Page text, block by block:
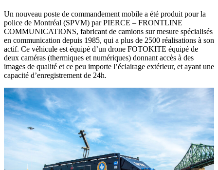
Un nouveau poste de commandement mobile a été produit pour la
police de Montréal (SPVM) par PIERCE – FRONTLINE
COMMUNICATIONS, fabricant de camions sur mesure spécialisés
en communication depuis 1985, qui a plus de 2500 réalisations à son
actif. Ce véhicule est équipé d’un drone FOTOKITE équipé de
deux caméras (thermiques et numériques) donnant accès à des
images de qualité et ce peu importe l’éclairage extérieur, et ayant une
capacité d’enregistrement de 24h.